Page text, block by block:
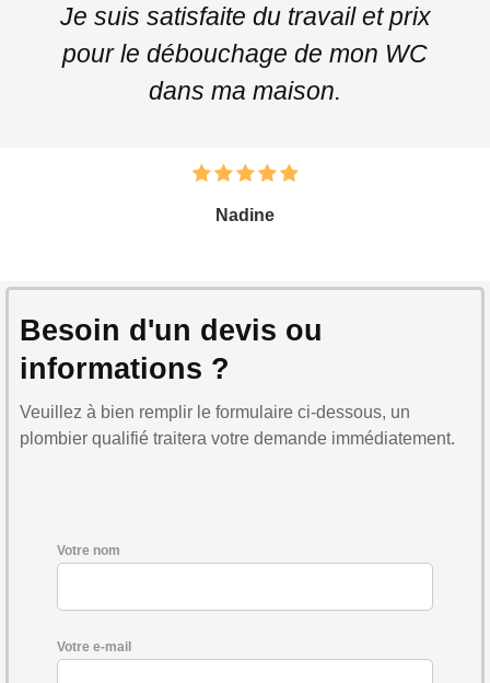
Je suis satisfaite du travail et prix
pour le débouchage de mon WC
dans ma maison.
Nadine
Besoin d'un devis ou
informations ?
Veuillez à bien remplir le formulaire ci-dessous, un
plombier qualifié traitera votre demande immédiatement.
Votre nom
Votre e-mail